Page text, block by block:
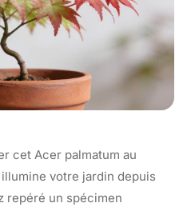
cet Acer palmatum au
votre jardin depuis
repéré un spécimen